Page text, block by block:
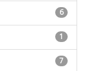
6
1
7